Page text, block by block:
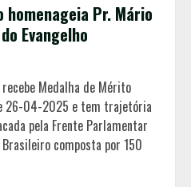
Pr. Mário
Evangelho
Medalha de Mérito
26-04-2025 e tem trajetória
pela Frente Parlamentar
Brasileiro composta por 150